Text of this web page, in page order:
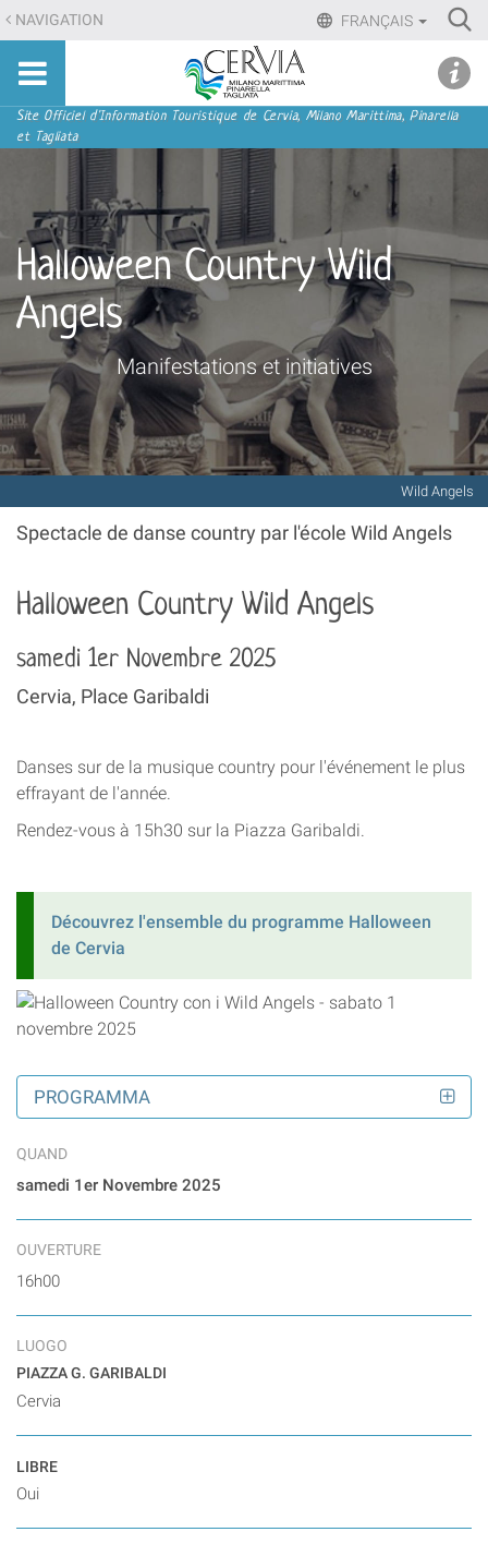
Aller
au
contenu.
Aller
à
navigation
FRANÇAIS
NAVIGATION
Sito
turistico
ufficiale
Cervia,
Milano
Marittima,
Pinarella,
Tagliata
Navigation
Site Officiel d'Information Touristique de Cervia, Milano Marittima, Pinarella
et Tagliata
Wild Angels
Halloween Country Wild
Angels
Manifestations et initiatives
Spectacle de danse country par l'école Wild Angels
Halloween Country Wild Angels
samedi 1er Novembre 2025
Cervia, Place Garibaldi
Danses sur de la musique country pour l'événement le plus
effrayant de l'année.
Rendez-vous à 15h30 sur la Piazza Garibaldi.
Découvrez l'ensemble du programme Halloween
de Cervia
PROGRAMMA
QUAND
samedi 1er Novembre 2025
OUVERTURE
16h00
LUOGO
PIAZZA G. GARIBALDI
Cervia
LIBRE
Oui
menu